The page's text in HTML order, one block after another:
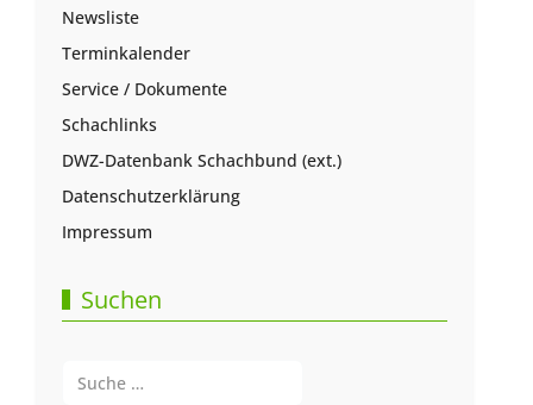
Newsliste
Terminkalender
Service / Dokumente
Schachlinks
DWZ-Datenbank Schachbund (ext.)
Datenschutzerklärung
Impressum
Suchen